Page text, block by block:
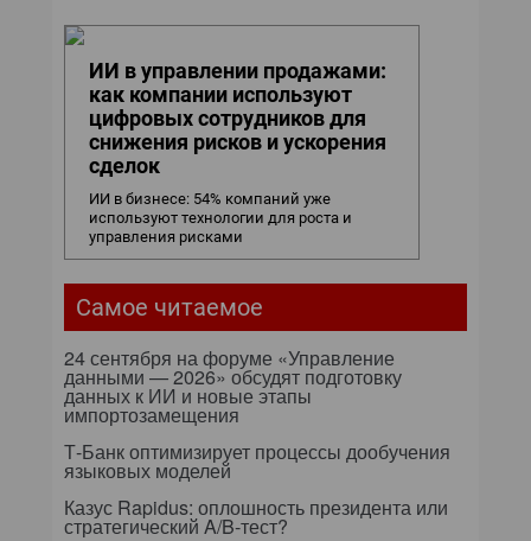
ИИ в управлении продажами:
как компании используют
цифровых сотрудников для
снижения рисков и ускорения
сделок
ИИ в бизнесе: 54% компаний уже
используют технологии для роста и
управления рисками
Самое читаемое
24 сентября на форуме «Управление
данными — 2026» обсудят подготовку
данных к ИИ и новые этапы
импортозамещения
Т-Банк оптимизирует процессы дообучения
языковых моделей
Казус Rapidus: оплошность президента или
стратегический A/B-тест?